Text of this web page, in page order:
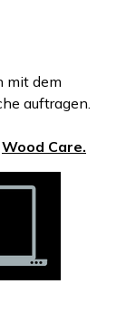
mit dem
auftragen.
Wood Care.